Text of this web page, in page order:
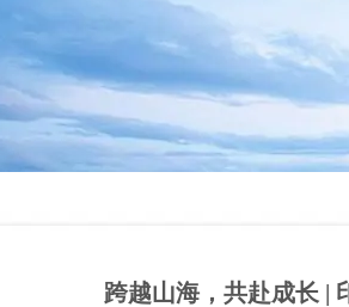
跨越山海，共赴成长 |